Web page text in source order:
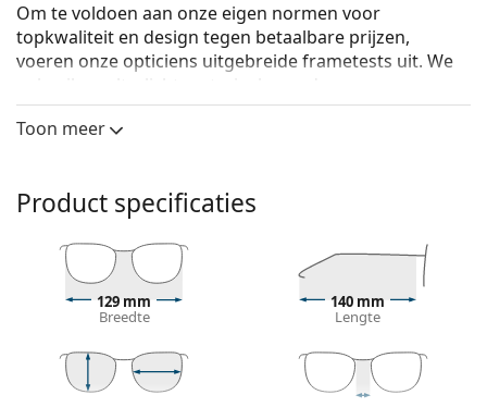
Om te voldoen aan onze eigen normen voor
topkwaliteit en design tegen betaalbare prijzen,
voeren onze opticiens uitgebreide frametests uit. We
waardoor onze
monturen comfortabel op je gezicht passen. Voor de
ideale look hebben onze ontwerpers een zorgvuldig
Het resultaat is een unieke collectie brillen,
vervaardigd met zowel liefde als expertise, die
maximaal comfort, een buitengewone stijl en
langdurige duurzaamheid biedt.
Lentiamo Sandro Deep Black
zijn unixsex brillen.
Bekijk, hoe deze bril je staat met de Virtual Try-On
functie van Lentiamo.
Toon meer
Product specificaties
129 mm
Breedte
140 mm
Lengte